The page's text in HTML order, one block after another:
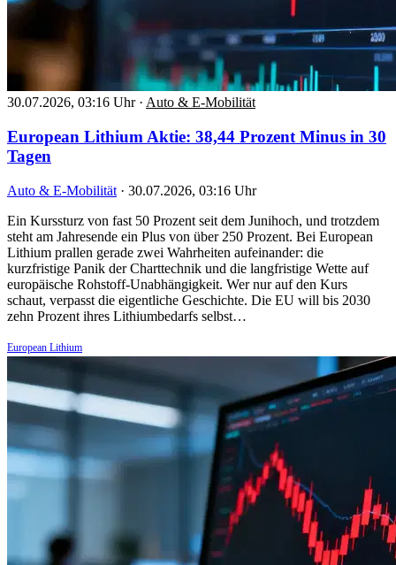
30.07.2026, 03:16 Uhr · Auto & E-Mobilität
European Lithium Aktie: 38,44 Prozent Minus in 30
Tagen
Auto & E-Mobilität · 30.07.2026, 03:16 Uhr
Ein Kurssturz von fast 50 Prozent seit dem Junihoch, und trotzdem
steht am Jahresende ein Plus von über 250 Prozent. Bei European
Lithium prallen gerade zwei Wahrheiten aufeinander: die
kurzfristige Panik der Charttechnik und die langfristige Wette auf
europäische Rohstoff-Unabhängigkeit. Wer nur auf den Kurs
schaut, verpasst die eigentliche Geschichte. Die EU will bis 2030
zehn Prozent ihres Lithiumbedarfs selbst…
European Lithium